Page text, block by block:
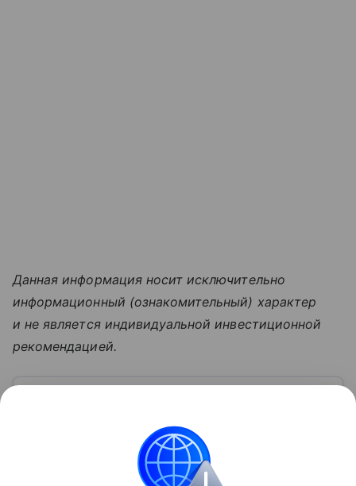
Данная информация носит исключительно
информационный (ознакомительный) характер
и не является индивидуальной инвестиционной
рекомендацией.
достижениях и проблемах в 2026 году
В статье вы узнаете о старейшем российском
авиаперевозчике, который недавно отметил свое
столетие. Рассказываем, как образовалась